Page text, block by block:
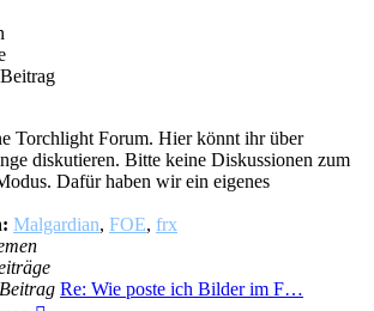
Torchlight Forum. Hier könnt ihr über
diskutieren. Bitte keine Diskussionen zum
Dafür haben wir ein eigenes
Malgardian, FOE, frx
Re: Wie poste ich Bilder im F…